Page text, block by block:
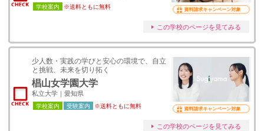
学校案内 ※送料ともに無料 資料請求キャンペーン対象
この学校のページを見てみる
少人数・実践の学びと安心の環境で、自立
と挑戦、未来を切り拓く
椙山女学園大学
私立大学｜愛知県
学校案内 受験案内 ※送料ともに無料 資料請求キャンペーン対象
この学校のページを見てみる